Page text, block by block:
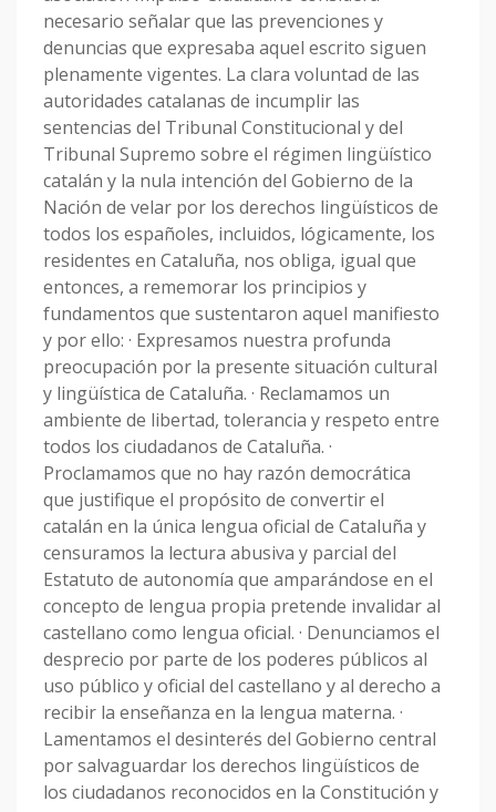
necesario señalar que las prevenciones y
denuncias que expresaba aquel escrito siguen
plenamente vigentes. La clara voluntad de las
autoridades catalanas de incumplir las
sentencias del Tribunal Constitucional y del
Tribunal Supremo sobre el régimen lingüístico
catalán y la nula intención del Gobierno de la
Nación de velar por los derechos lingüísticos de
todos los españoles, incluidos, lógicamente, los
residentes en Cataluña, nos obliga, igual que
entonces, a rememorar los principios y
fundamentos que sustentaron aquel manifiesto
y por ello: · Expresamos nuestra profunda
preocupación por la presente situación cultural
y lingüística de Cataluña. · Reclamamos un
ambiente de libertad, tolerancia y respeto entre
todos los ciudadanos de Cataluña. ·
Proclamamos que no hay razón democrática
que justifique el propósito de convertir el
catalán en la única lengua oficial de Cataluña y
censuramos la lectura abusiva y parcial del
Estatuto de autonomía que amparándose en el
concepto de lengua propia pretende invalidar al
castellano como lengua oficial. · Denunciamos el
desprecio por parte de los poderes públicos al
uso público y oficial del castellano y al derecho a
recibir la enseñanza en la lengua materna. ·
Lamentamos el desinterés del Gobierno central
por salvaguardar los derechos lingüísticos de
los ciudadanos reconocidos en la Constitución y